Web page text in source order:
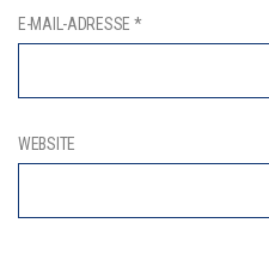
E-MAIL-ADRESSE *
WEBSITE